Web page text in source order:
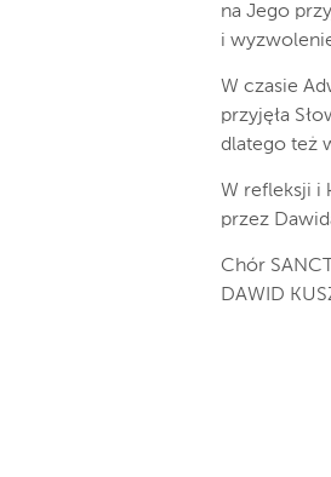
na Jego
i
W czasie
przyjęła
dlatego też
W refleksji i
przez
Chór
DAWID